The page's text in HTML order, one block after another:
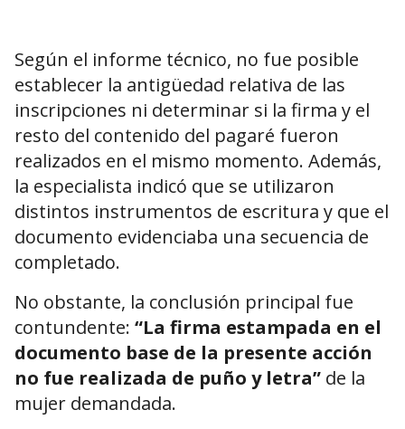
Según el informe técnico, no fue posible
establecer la antigüedad relativa de las
inscripciones ni determinar si la firma y el
resto del contenido del pagaré fueron
realizados en el mismo momento. Además,
la especialista indicó que se utilizaron
distintos instrumentos de escritura y que el
documento evidenciaba una secuencia de
completado.
No obstante, la conclusión principal fue
contundente: “La firma estampada en el
documento base de la presente acción
no fue realizada de puño y letra” de la
mujer demandada.